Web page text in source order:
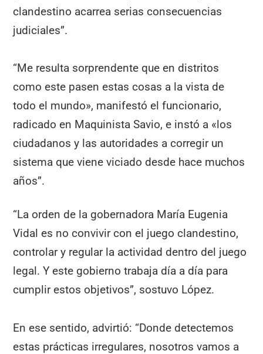
clandestino acarrea serias consecuencias
judiciales”.
“Me resulta sorprendente que en distritos
como este pasen estas cosas a la vista de
todo el mundo», manifestó el funcionario,
radicado en Maquinista Savio, e instó a «los
ciudadanos y las autoridades a corregir un
sistema que viene viciado desde hace muchos
años”.
“La orden de la gobernadora María Eugenia
Vidal es no convivir con el juego clandestino,
controlar y regular la actividad dentro del juego
legal. Y este gobierno trabaja día a día para
cumplir estos objetivos”, sostuvo López.
En ese sentido, advirtió: “Donde detectemos
estas prácticas irregulares, nosotros vamos a